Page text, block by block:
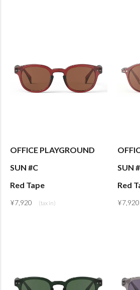
OFFICE PLAYGROUND
SUN #C
Red Tape
¥7,920
SUN
Red
¥7,920